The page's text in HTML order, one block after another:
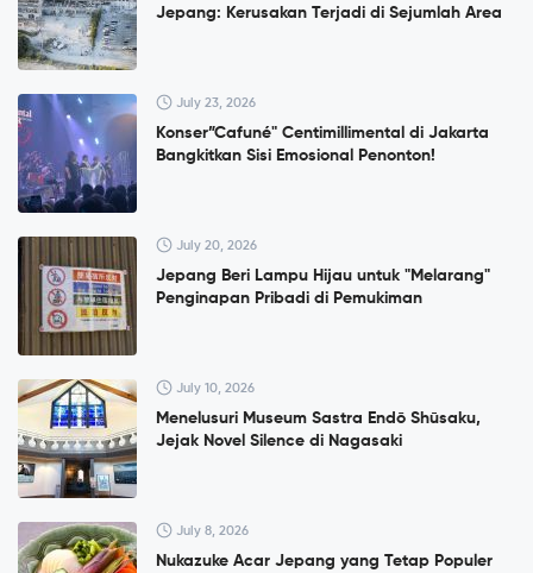
Jepang: Kerusakan Terjadi di Sejumlah Area
July 23, 2026
Konser”Cafuné" Centimillimental di Jakarta
Bangkitkan Sisi Emosional Penonton!
July 20, 2026
Jepang Beri Lampu Hijau untuk "Melarang"
Penginapan Pribadi di Pemukiman
July 10, 2026
Menelusuri Museum Sastra Endō Shūsaku,
Jejak Novel Silence di Nagasaki
July 8, 2026
Nukazuke Acar Jepang yang Tetap Populer